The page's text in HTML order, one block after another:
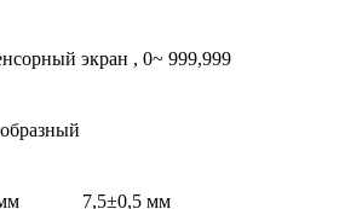
экран , 0~ 999,999
7,5±0,5 мм